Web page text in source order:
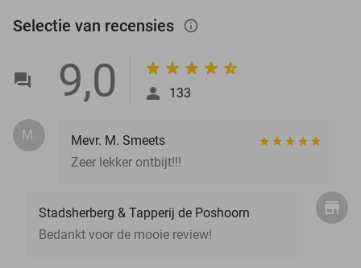
Selectie van recensies info_outlined
9,0 133
M.
Mevr. M. Smeets
Zeer lekker ontbijt!!!
Stadsherberg & Tapperij de Poshoorn
Bedankt voor de mooie review!